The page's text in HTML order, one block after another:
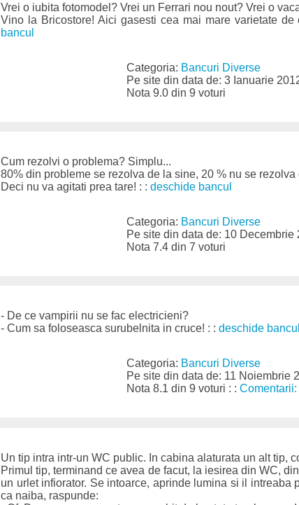
Vrei o iubita fotomodel? Vrei un Ferrari nou nout? Vrei o
Vino la Bricostore! Aici gasesti cea mai mare varietate
bancul
Categoria: Bancuri Diverse
Pe site din data de: 3 Ianuarie
Nota 9.0 din 9 voturi
Cum rezolvi o problema? Simplu...
80% din probleme se rezolva de la sine, 20 % nu se rezolva
Deci nu va agitati prea tare! : : deschide bancul
Categoria: Bancuri Diverse
Pe site din data de: 10 Decembrie
Nota 7.4 din 7 voturi
- De ce vampirii nu se fac electricieni?
- Cum sa foloseasca surubelnita in cruce! : : deschide bancul
Categoria: Bancuri Diverse
Pe site din data de: 11 Noiembrie
Nota 8.1 din 9 voturi : :
Un tip intra intr-un WC public. In cabina alaturata un alt tip,
Primul tip, terminand ce avea de facut, la iesirea din WC,
un urlet infiorator. Se intoarce, aprinde lumina si il intreaba
ca naiba, raspunde: